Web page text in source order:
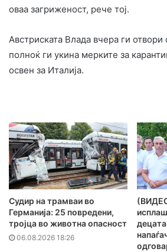
оваа загриженост, рече тој.
Австриската Влада вчера ги
полноќ ги укина мерките за
освен за Италија.
Судир на трамваи во
Германија: 25 повредени,
тројца во животна опасност
06.08.2026 18:26